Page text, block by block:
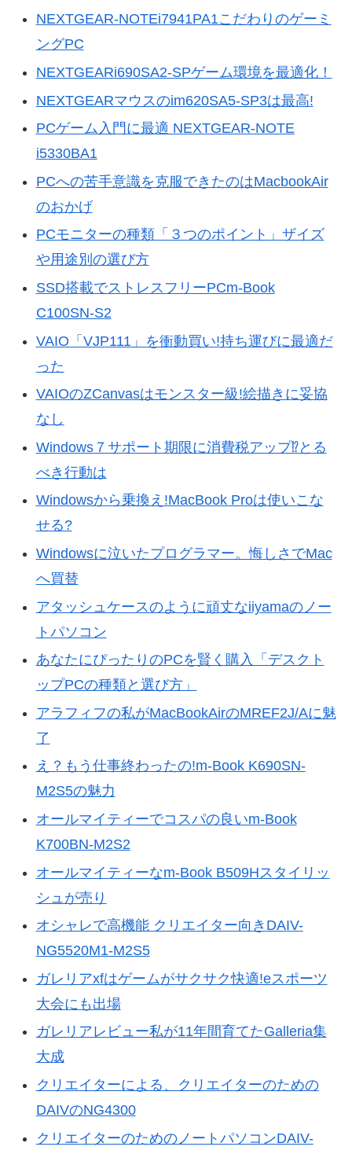
NEXTGEAR-NOTEi7941PA1こだわりのゲーミ
ングPC
NEXTGEARi690SA2-SPゲーム環境を最適化！
NEXTGEARマウスのim620SA5-SP3は最高!
PCゲーム入門に最適 NEXTGEAR-NOTE
i5330BA1
PCへの苦手意識を克服できたのはMacbookAir
のおかげ
PCモニターの種類「３つのポイント」ザイズ
や用途別の選び方
SSD搭載でストレスフリーPCm-Book
C100SN-S2
VAIO「VJP111」を衝動買い!持ち運びに最適だ
った
VAIOのZCanvasはモンスター級!絵描きに妥協
なし
Windows７サポート期限に消費税アップ⁉とる
べき行動は
Windowsから乗換え!MacBook Proは使いこな
せる?
Windowsに泣いたプログラマー。悔しさでMac
へ買替
アタッシュケースのように頑丈なiiyamaのノー
トパソコン
あなたにぴったりのPCを賢く購入「デスクト
ップPCの種類と選び方」
アラフィフの私がMacBookAirのMREF2J/Aに魅
了
え？もう仕事終わったの!m-Book K690SN-
M2S5の魅力
オールマイティーでコスパの良いm-Book
K700BN-M2S2
オールマイティーなm-Book B509Hスタイリッ
シュが売り
オシャレで高機能 クリエイター向きDAIV-
NG5520M1-M2S5
ガレリアxfはゲームがサクサク快適!eスポーツ
大会にも出場
ガレリアレビュー私が11年間育てたGalleria集
大成
クリエイターによる、クリエイターのための
DAIVのNG4300
クリエイターのためのノートパソコンDAIV-